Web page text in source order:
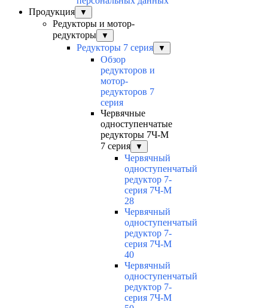
Продукция
▼
Редукторы и мотор-
редукторы
▼
Редукторы 7 серия ▼
Обзор
редукторов и
мотор-
редукторов 7
серия
Червячные
одноступенчатые
редукторы 7Ч-М
7 серия
▼
Червячный
одноступенчатый
редуктор 7-
серия 7Ч-М
28
Червячный
одноступенчатый
редуктор 7-
серия 7Ч-М
40
Червячный
одноступенчатый
редуктор 7-
серия 7Ч-М